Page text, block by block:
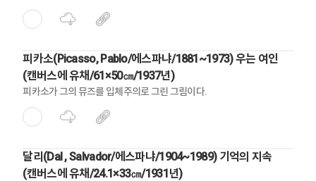
피카소(Picasso, Pablo/에스파냐/1881~1973) 우는 여인
(캔버스에 유채/61×50㎝/1937년)
피카소가 그의 뮤즈를 입체주의로 그린 그림이다.
달리(Dal , Salvador/에스파냐/1904~1989) 기억의 지속
(캔버스에 유채/24.1×33㎝/1931년)